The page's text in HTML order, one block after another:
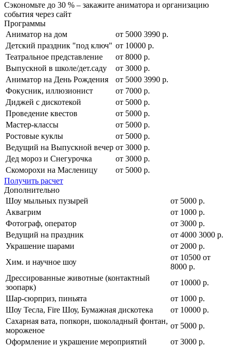
Сэкономьте до 30 % – закажите аниматора и организацию
события через сайт
Программы
Аниматор на дом
от 5000 3990 р.
Детский праздник "под ключ" от 10000 р.
Театральное представление
от 8000 р.
Выпускной в школе/дет.саду
от 3000 р.
Аниматор на День Рождения
от 5000 3990 р.
Фокусник, иллюзионист
от 7000 р.
Диджей с дискотекой
от 5000 р.
Проведение квестов
от 5000 р.
Мастер-классы
от 5000 р.
Ростовые куклы
от 5000 р.
Ведущий на Выпускной вечер от 3000 р.
Дед мороз и Снегурочка
от 3000 р.
Скоморохи на Масленицу
от 5000 р.
Получить расчет
Дополнительно
Шоу мыльных пузырей
от 5000 р.
Аквагрим
от 1000 р.
Фотограф, оператор
от 3000 р.
Ведущий на праздник
от 4000 3000 р.
Украшение шарами
от 2000 р.
Хим. и научное шоу
от 10500 от
8000 р.
Дрессированные животные (контактный
зоопарк)
от 10000 р.
Шар-сюрприз, пиньята
от 1000 р.
Шоу Тесла, Fire Шоу, Бумажная дискотека
от 10000 р.
Сахарная вата, попкорн, шоколадный фонтан,
мороженое
от 5000 р.
Оформление и украшение мероприятий
от 3000 р.